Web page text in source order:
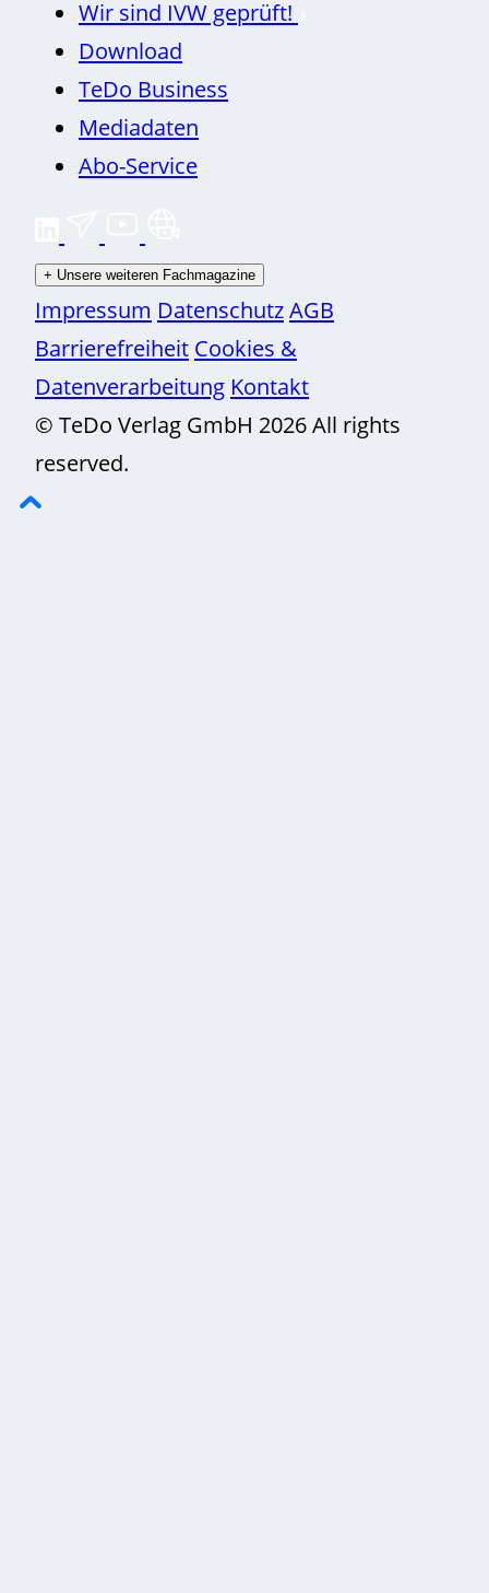
Wir sind IVW geprüft!
Download
TeDo Business
Mediadaten
Abo-Service
+ Unsere weiteren Fachmagazine
Impressum DatenschutzAGB
Barrierefreiheit Cookies &
Datenverarbeitung Kontakt
© TeDo Verlag GmbH 2026 All rights
reserved.